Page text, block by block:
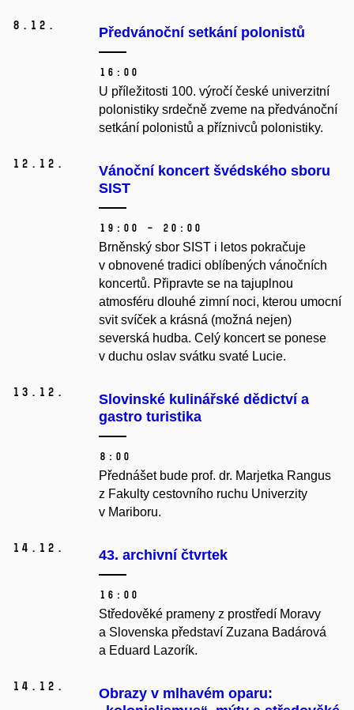
8. 12. Předvánoční setkání polonistů
16:00
U příležitosti 100. výročí české univerzitní
polonistiky srdečně zveme na předvánoční
setkání polonistů a příznivců polonistiky.
12. 12.
Vánoční koncert švédského sboru
SIST
19:00 – 20:00
Brněnský sbor SIST i letos pokračuje
v obnovené tradici oblíbených vánočních
koncertů. Připravte se na tajuplnou
atmosféru dlouhé zimní noci, kterou umocní
svit svíček a krásná (možná nejen)
severská hudba. Celý koncert se ponese
v duchu oslav svátku svaté Lucie.
13. 12.
Slovinské kulinářské dědictví a
gastro turistika
8:00
Přednášet bude prof. dr. Marjetka Rangus
z Fakulty cestovního ruchu Univerzity
v Mariboru.
14. 12. 43. archivní čtvrtek
16:00
Středověké prameny z prostředí Moravy
a Slovenska představí Zuzana Badárová
a Eduard Lazorík.
14. 12.
Obrazy v mlhavém oparu: